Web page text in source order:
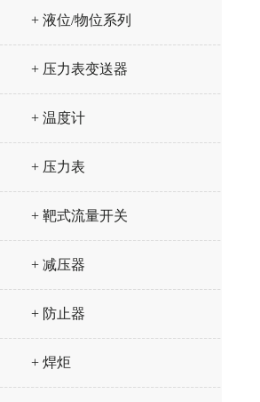
+ 液位/物位系列
+ 压力表变送器
+ 温度计
+ 压力表
+ 靶式流量开关
+ 减压器
+ 防止器
+ 焊炬